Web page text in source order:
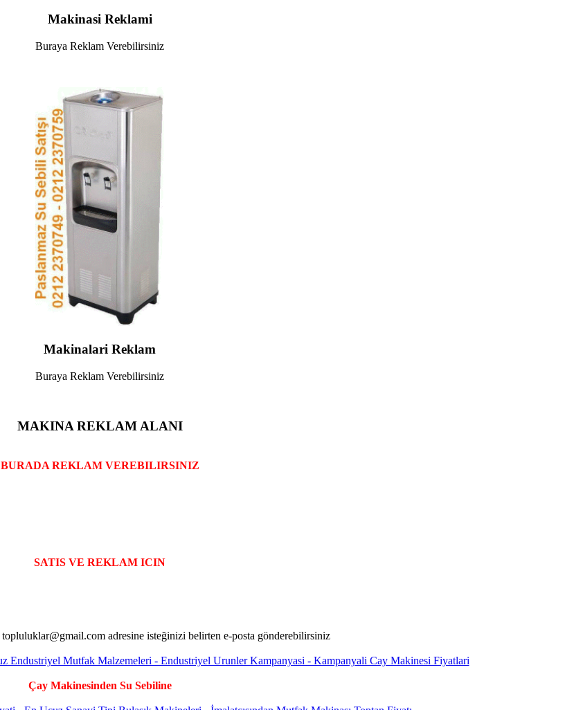
Makinasi Reklami
Buraya Reklam Verebilirsiniz
Makinalari Reklam
Buraya Reklam Verebilirsiniz
MAKINA REKLAM ALANI
BURADA REKLAM VEREBILIRSINIZ
SATIS VE REKLAM ICIN
Çay Makinesinden Su Sebiline